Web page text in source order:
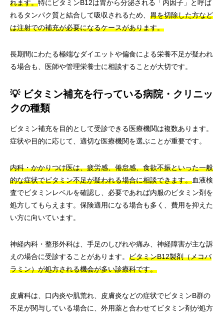
れます。特にビタミンB12は胃から分泌される「内因子」と呼ば
れるタンパク質と結合して吸収されるため、 胃を切除した方など
は注射での補充が必要になるケースがあります。
長期間にわたる極端なダイエットや偏食による栄養不足が疑われ
る場合も、医師や管理栄養士に相談することが大切です。
💡 ビタミン補充を行っている病院・クリニッ
クの種類
ビタミン補充を目的として受診できる医療機関は複数あります。
症状や目的に応じて、適切な医療機関を選ぶことが重要です。
内科・かかりつけ医は、疲労感、倦怠感、食欲不振といった一般
的な症状でビタミン不足が疑われる場合に相談できます。血液検
査でビタミンレベルを確認し、必要であれば内服のビタミン剤を
処方してもらえます。保険適用になる場合も多く、費用を抑えた
い方に向いています。
神経内科・整形外科は、手足のしびれや痛み、神経障害が主な訴
えの場合に受診することがあります。 ビタミンB12製剤（メコバ
ラミン）が処方される機会が多い診療科です。
皮膚科は、口内炎や肌荒れ、皮膚炎などの症状でビタミンB群の
不足が関与している場合に、外用薬と合わせてビタミン剤が処方